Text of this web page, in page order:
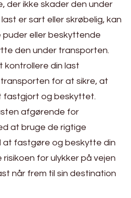
der ikke skader den under
er sart eller skrøbelig, kan
eller beskyttende
den under transporten.
kontrollere din last
for at sikre, at
fastgjort og beskyttet.
afgørende for
at bruge de rigtige
at fastgøre og beskytte din
for ulykker på vejen
når frem til sin destination